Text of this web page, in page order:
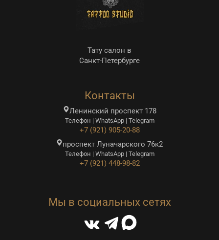
Тату салон в
Санкт-Петербурге
Контакты
Ленинский проспект 178
Телефон | WhatsApp | Telegram
+7 (921) 905-20-88
проспект Луначарского 76к2
Телефон | WhatsApp | Telegram
+7 (921) 448-98-82
Мы в социальных сетях